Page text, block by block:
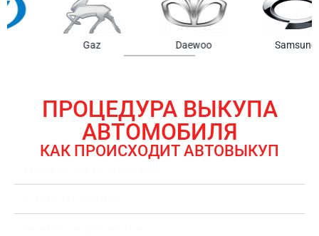
Chrysler
ПРОЦЕДУРА ВЫКУПА
АВТОМОБИЛЯ
КАК ПРОИСХОДИТ АВТОВЫКУП